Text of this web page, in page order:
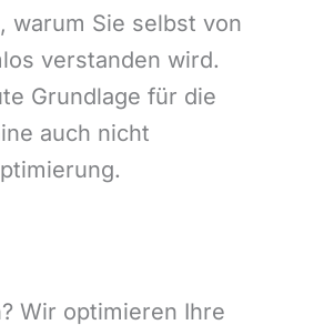
warum Sie selbst von
verstanden wird.
Grundlage für die
auch nicht
Wir optimieren Ihre